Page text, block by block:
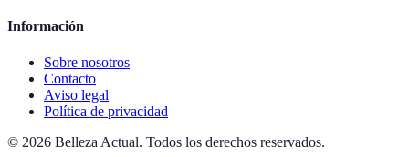
Información
Sobre nosotros
Contacto
Aviso legal
Política de privacidad
© 2026 Belleza Actual. Todos los derechos reservados.